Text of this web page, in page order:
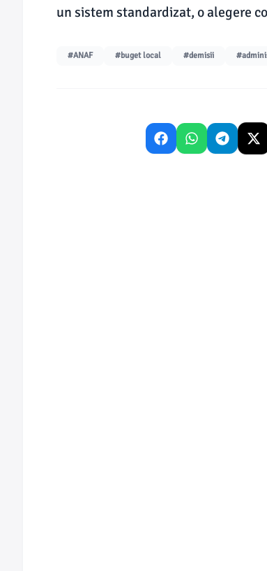
un sistem standardizat, o alegere
#ANAF #buget local #demisii